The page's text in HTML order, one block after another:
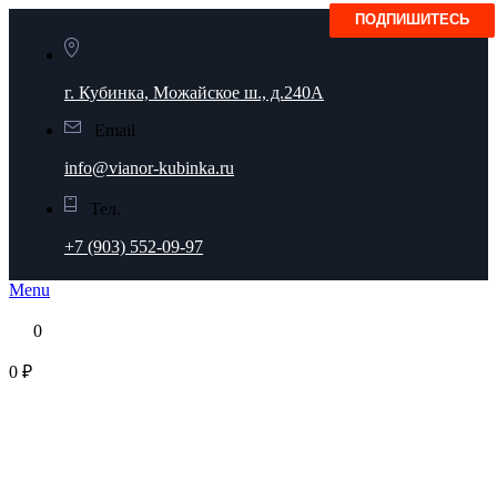
г. Кубинка, Можайское ш., д.240А
Email
info@vianor-kubinka.ru
Тел.
+7 (903) 552-09-97
Menu
0
0 ₽